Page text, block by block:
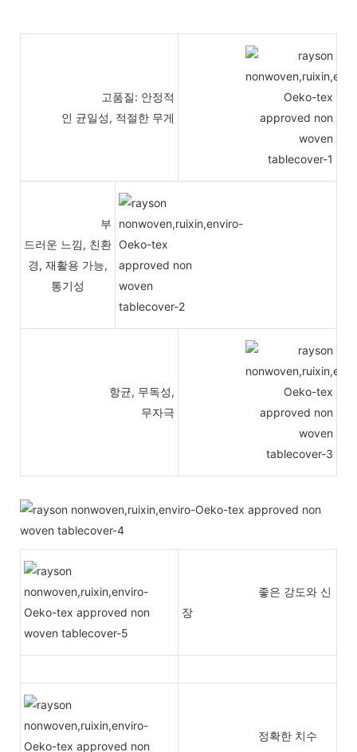
고품질: 안정적
인 균일성, 적절한 무게
부
드러운 느낌, 친환
경, 재활용 가능,
통기성
항균, 무독성,
무자극
좋은 강도와 ​​신
장
정확한 치수